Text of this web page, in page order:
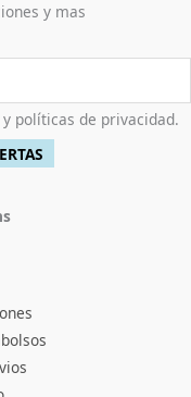
y mas
políticas de privacidad.